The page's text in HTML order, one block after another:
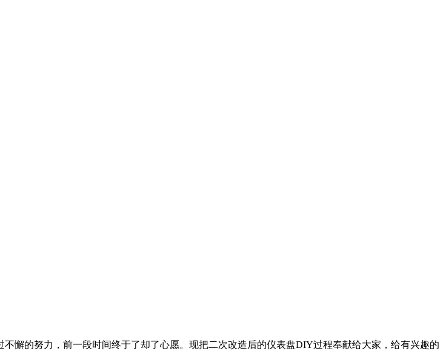
懈的努力，前一段时间终于了却了心愿。现把二次改造后的仪表盘DIY过程奉献给大家，给有兴趣的